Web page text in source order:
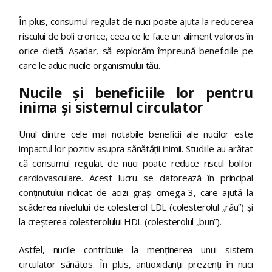
În plus, consumul regulat de nuci poate ajuta la reducerea
riscului de boli cronice, ceea ce le face un aliment valoros în
orice dietă. Așadar, să explorăm împreună beneficiile pe
care le aduc nucile organismului tău.
Nucile și beneficiile lor pentru
inima și sistemul circulator
Unul dintre cele mai notabile beneficii ale nucilor este
impactul lor pozitiv asupra sănătății inimii. Studiile au arătat
că consumul regulat de nuci poate reduce riscul bolilor
cardiovasculare. Acest lucru se datorează în principal
conținutului ridicat de acizi grași omega-3, care ajută la
scăderea nivelului de colesterol LDL (colesterolul „rău”) și
la creșterea colesterolului HDL (colesterolul „bun”).
Astfel, nucile contribuie la menținerea unui sistem
circulator sănătos. În plus, antioxidanții prezenți în nuci